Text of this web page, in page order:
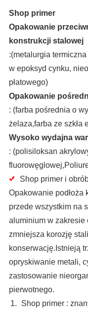
Shop primer
Opakowanie
konstrukcji stalowej
:(metalurgia
w epoksyd cynku,
płatowego)
Opakowanie
: (farba pośrednia o
żelaza,farba ze szkła
Wysoko wydajna
: (polisiloksan
Shop primer i
Opakowanie podłoża
przede wszystkim na
aluminium w zakresie
zmniejsza korozję
konserwację.Istnieją
opryskiwanie metali,
zastosowanie
pierwotnego.
Shop primer :